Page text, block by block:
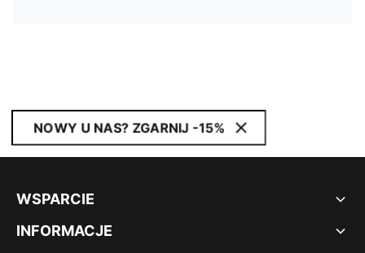
NOWY U NAS? ZGARNIJ -15%
WSPARCIE
INFORMACJE